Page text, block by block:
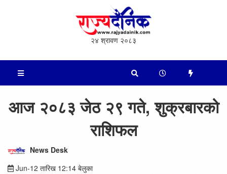
२४ श्रावण २०८३
आज २०८३ जेठ २९ गते, शुक्रबारको
राशिफल
News Desk
Jun-12 तारिख 12:14 बेलुका